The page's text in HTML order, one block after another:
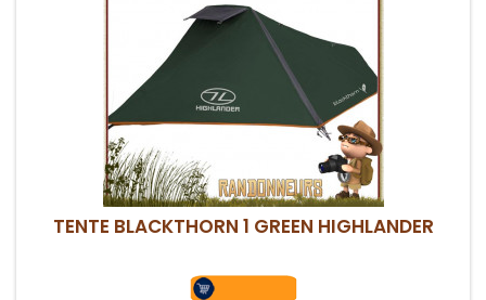
TENTE BLACKTHORN 1 GREEN HIGHLANDER